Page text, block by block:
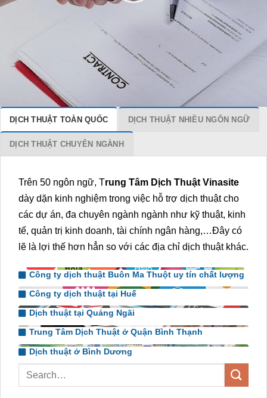
DỊCH THUẬT TOÀN QUỐC DỊCH THUẬT NHIỀU NGÔN NGỮ
DỊCH THUẬT CHUYÊN NGÀNH
Trên 50 ngôn ngữ, Trung Tâm Dịch Thuật Vinasite
dày dặn kinh nghiệm trong việc hỗ trợ dịch thuật cho
các dự án, đa chuyên ngành ngành như kỹ thuật, kinh
tế, quản trị kinh doanh, tài chính ngân hàng,…Đây có
lẽ là lợi thế hơn hẳn so với các địa chỉ dịch thuật khác.
Công ty dịch thuật Buôn Ma Thuột uy tín chất lượng
Công ty dịch thuật tại Huế
Dịch thuật tại Quảng Ngãi
Trung Tâm Dịch Thuật ở Quận Bình Thạnh
Dịch thuật ở Bình Dương